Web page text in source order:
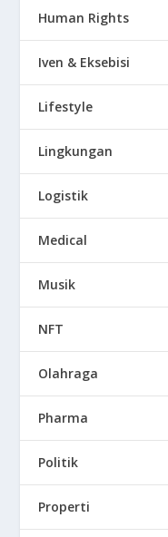
Human Rights
Iven & Eksebisi
Lifestyle
Lingkungan
Logistik
Medical
Musik
NFT
Olahraga
Pharma
Politik
Properti